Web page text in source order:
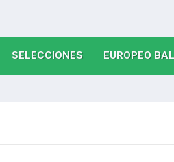
SELECCIONES(CURRENT)
EUROPEO